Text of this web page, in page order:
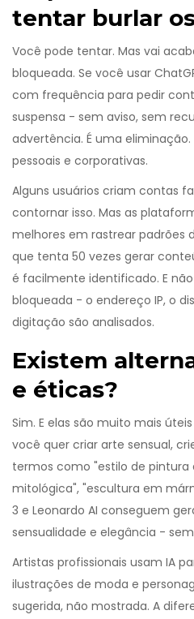
tentar burlar
Você pode tentar. Mas vai
bloqueada. Se você usar
com frequência para pedir
suspensa - sem aviso, sem
advertência. É uma eliminação.
pessoais e corporativas.
Alguns usuários criam contas
contornar isso. Mas as
melhores em rastrear padrões
que tenta 50 vezes gerar
é facilmente identificado. E
bloqueada - o endereço IP, o
digitação são analisados.
Existem
e éticas?
Sim. E elas são muito mais
você quer criar arte sensual,
termos como "estilo de pintura
mitológica", "escultura em
3 e Leonardo AI conseguem
sensualidade e elegância -
Artistas profissionais usam IA
ilustrações de moda e
sugerida, não mostrada. A